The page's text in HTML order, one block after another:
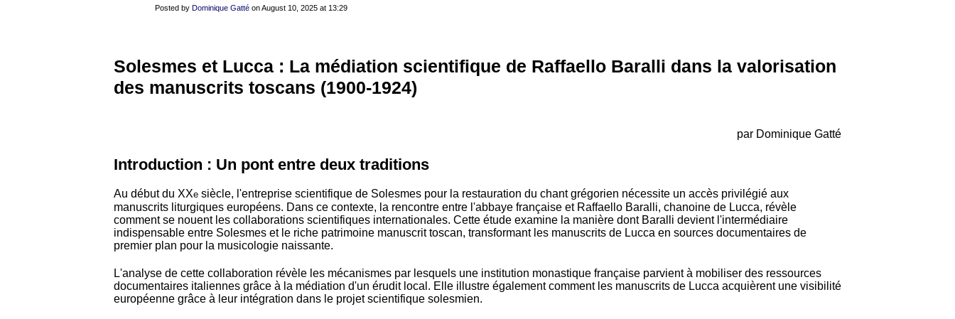
Posted by Dominique Gatté on August 10, 2025 at 13:29
Solesmes et Lucca : La médiation scientifique de Raffaello Baralli dans la valorisation
des manuscrits toscans (1900-1924)
par Dominique Gatté
Introduction : Un pont entre deux traditions
Au début du XXe siècle, l'entreprise scientifique de Solesmes pour la restauration du chant grégorien nécessite un accès privilégié aux
manuscrits liturgiques européens. Dans ce contexte, la rencontre entre l'abbaye française et Raffaello Baralli, chanoine de Lucca, révèle
comment se nouent les collaborations scientifiques internationales. Cette étude examine la manière dont Baralli devient l'intermédiaire
indispensable entre Solesmes et le riche patrimoine manuscrit toscan, transformant les manuscrits de Lucca en sources documentaires de
premier plan pour la musicologie naissante.
L'analyse de cette collaboration révèle les mécanismes par lesquels une institution monastique française parvient à mobiliser des ressources
documentaires italiennes grâce à la médiation d'un érudit local. Elle illustre également comment les manuscrits de Lucca acquièrent une visibilité
européenne grâce à leur intégration dans le projet scientifique solesmien.